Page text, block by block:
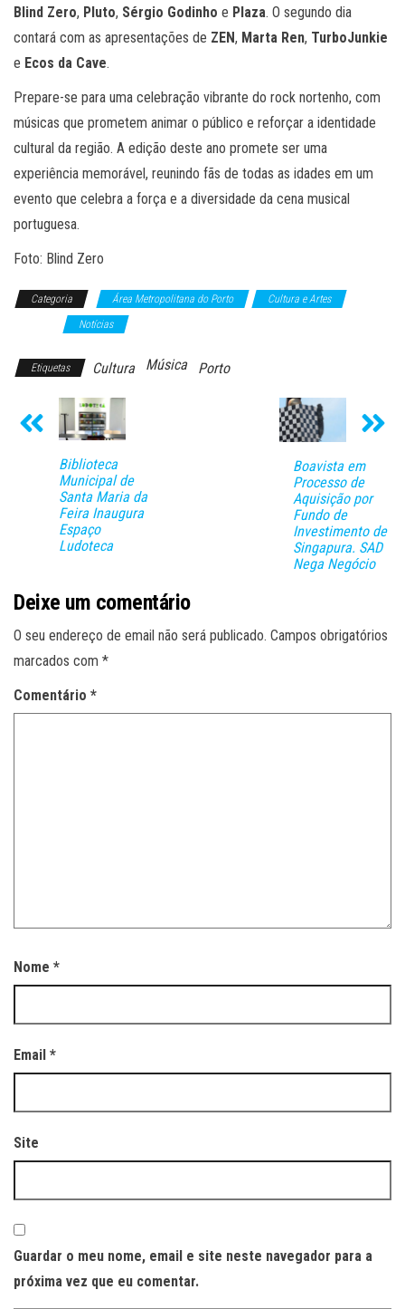
Blind Zero, Pluto, Sérgio Godinho e Plaza. O segundo dia
contará com as apresentações de ZEN, Marta Ren, TurboJunkie
e Ecos da Cave.
Prepare-se para uma celebração vibrante do rock nortenho, com
músicas que prometem animar o público e reforçar a identidade
cultural da região. A edição deste ano promete ser uma
experiência memorável, reunindo fãs de todas as idades em um
evento que celebra a força e a diversidade da cena musical
portuguesa.
Foto: Blind Zero
Categoria Área Metropolitana do Porto
Cultura e Artes
Notícias
Etiquetas Cultura Música Porto
Biblioteca
Municipal de
Santa Maria da
Feira Inaugura
Espaço
Ludoteca
Boavista em
Processo de
Aquisição por
Fundo de
Investimento de
Singapura. SAD
Nega Negócio
Deixe um comentário
O seu endereço de email não será publicado. Campos obrigatórios
marcados com *
Comentário *
Nome *
Email *
Site
Guardar o meu nome, email e site neste navegador para a
próxima vez que eu comentar.